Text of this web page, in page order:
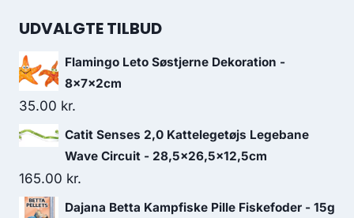
UDVALGTE TILBUD
Flamingo Leto Søstjerne Dekoration -
8x7x2cm
35.00 kr.
Catit Senses 2,0 Kattelegetøjs Legebane
Wave Circuit - 28,5x26,5x12,5cm
165.00 kr.
Dajana Betta Kampfiske Pille Fiskefoder - 15g